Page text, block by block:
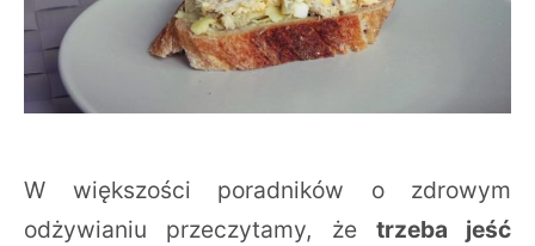
W większości poradników o zdrowym
odżywianiu przeczytamy, że trzeba jeść